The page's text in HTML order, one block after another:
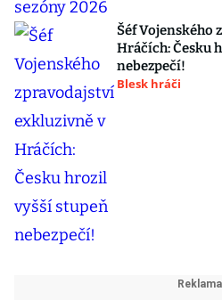
Šéf Vojenského
Hráčích: Česku
nebezpečí!
Blesk hráči